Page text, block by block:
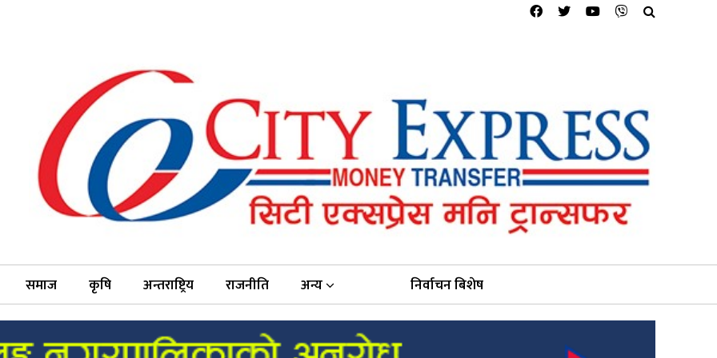
समाज कृषि अन्तराष्ट्रिय राजनीति अन्य निर्वाचन बिशेष